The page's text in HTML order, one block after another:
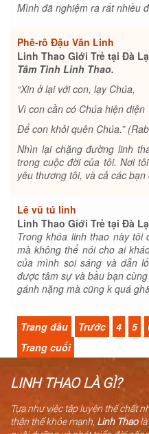
Mình đã nghiệm ra rất nhiều
Phê-rô Đậu Văn Linh
Linh Thao Giới Trẻ tại Đà
Tâm Tình Linh Thao.
“Xin ở lại với con, lạy Chúa,
Vì con cần có Chúa hiện diện
Để con khỏi quên Chúa.”
Nhìn lại chặng đường linh
trong cuộc đời của tôi. Nơi
yêu thương tôi, và cả các bạn
Lê vũ tú linh
Linh Thao Giới Trẻ tại Đà
Trong khóa linh thao này
mà không thể nói cho ai
của mình soi sáng và dẫn
được tâm sự và bầu bạn
gánh nặng mà cũng k quá
Trang đầu Trước 4 5
Trang cuối
LINH THAO LÀ GÌ?
Tựa như việc tập luyện thể chất
thân thể khỏe mạnh, Linh Thaolà